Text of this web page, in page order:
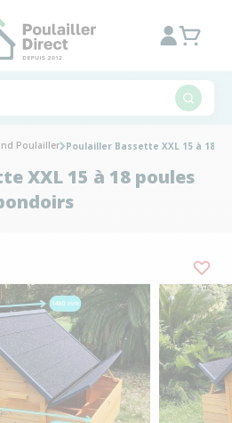
Poulailler Poulailler Bassette XXL 15 à 18
XXL 15 à 18 poules